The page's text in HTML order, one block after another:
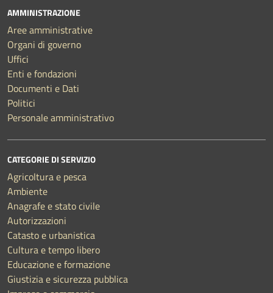
AMMINISTRAZIONE
Aree amministrative
Organi di governo
Uffici
Enti e fondazioni
Documenti e Dati
Politici
Personale amministrativo
CATEGORIE DI SERVIZIO
Agricoltura e pesca
Ambiente
Anagrafe e stato civile
Autorizzazioni
Catasto e urbanistica
Cultura e tempo libero
Educazione e formazione
Giustizia e sicurezza pubblica